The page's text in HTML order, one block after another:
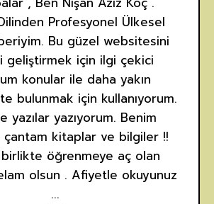
Profesyonel Ülkesel
Bu güzel websitesini
geliştirmek için ilgi çekici
konular ile daha yakın
bulunmak için kullanıyorum.
yazılar yazıyorum. Benim
çantam kitaplar ve bilgiler !!
öğrenmeye aç olan
olsun . Afiyetle okuyunuz
...